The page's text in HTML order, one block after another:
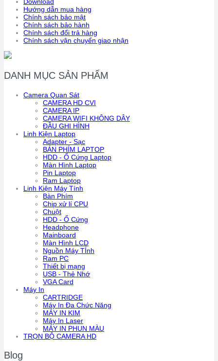
Hướng dẫn mua hàng
Chính sách bảo mật
Chính sách bảo hành
Chính sách đổi trả hàng
Chính sách vận chuyển giao nhận
DANH MỤC SẢN PHẨM
Camera Quan Sát
CAMERA HD CVI
CAMERA IP
CAMERA WIFI KHÔNG DÂY
ĐẦU GHI HÌNH
Linh Kiện Laptop
Adapter - Sạc
BÁN PHÍM LAPTOP
HDD - Ổ Cứng Laptop
Màn Hình Laptop
Pin Laptop
Ram Laptop
Linh Kiện Máy Tính
Bàn Phím
Chip xử lí CPU
Chuột
HDD - Ổ Cứng
Headphone
Mainboard
Màn Hình LCD
Nguồn Máy TÍnh
Ram PC
Thiết bị mạng
USB - Thẻ Nhớ
VGA Card
Máy In
CARTRIDGE
Máy In Đa Chức Năng
MÁY IN KIM
Máy In Laser
MÁY IN PHUN MÀU
TRỌN BỘ CAMERA HD
Blog